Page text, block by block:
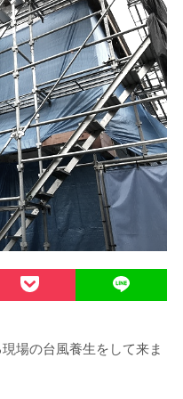
場の台風養生をして来ま